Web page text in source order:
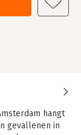
hangt
gevallenen in